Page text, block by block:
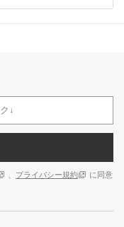
プライバシー規約
に同意